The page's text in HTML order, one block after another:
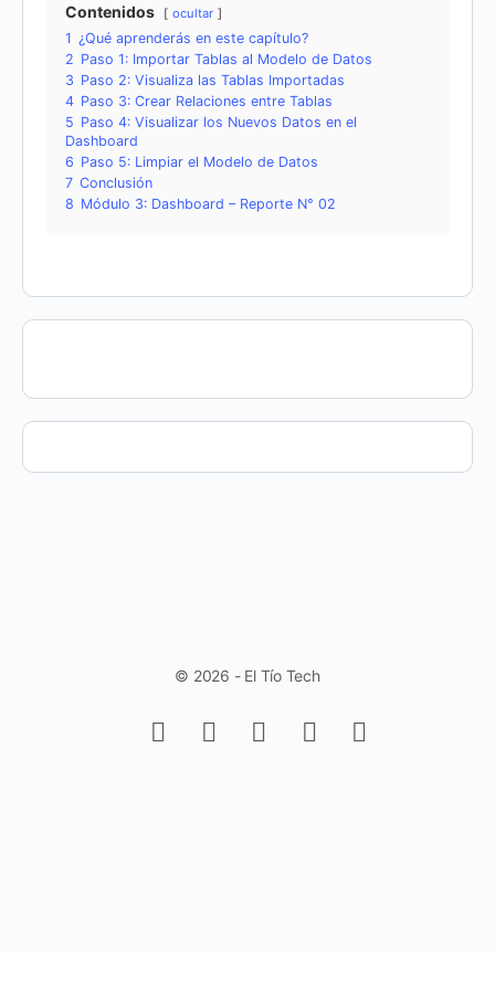
Contenidos ocultar
1 ¿Qué aprenderás en este capítulo?
2 Paso 1: Importar Tablas al Modelo de Datos
3 Paso 2: Visualiza las Tablas Importadas
4 Paso 3: Crear Relaciones entre Tablas
5 Paso 4: Visualizar los Nuevos Datos en el
Dashboard
6 Paso 5: Limpiar el Modelo de Datos
7 Conclusión
8 Módulo 3: Dashboard – Reporte N° 02
© 2026 - El Tío Tech